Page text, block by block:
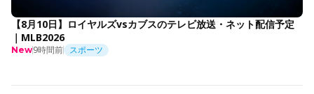
【8月10日】ロイヤルズvsカブスのテレビ放送・ネット配信予定
｜MLB2026
New9時間前 スポーツ